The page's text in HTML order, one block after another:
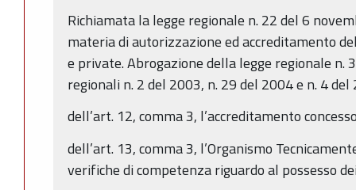
Richiamata la legge regionale n. 22 del 6
materia di autorizzazione ed accreditamento
e private. Abrogazione della legge regionale n.
regionali n. 2 del 2003, n. 29 del 2004 e n. 4 del
dell’art. 12, comma 3, l’accreditamento
dell’art. 13, comma 3, l’Organismo
verifiche di competenza riguardo al possesso